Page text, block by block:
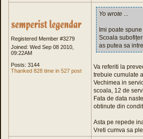
Registered Member #3279
Joined: Wed Sep 08 2010,
09:22AM
Posts: 3144
Thanked 828 time in 527 post
Yo wrote ...
Imi poate
Scoala
as putea sa
Va referiti la
trebuie cumulate
Vechimea in
scoala, 12 de
Fata de data
obtinute din
Asta pe repede
Vreti cumva sa